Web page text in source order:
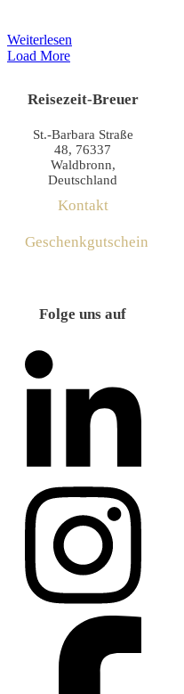
Weiterlesen
Load More
Reisezeit-Breuer
St.-Barbara Straße
48, 76337
Waldbronn,
Deutschland
Kontakt
Geschenkgutschein
Folge uns auf